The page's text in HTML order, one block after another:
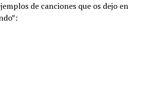
de canciones que os dejo en